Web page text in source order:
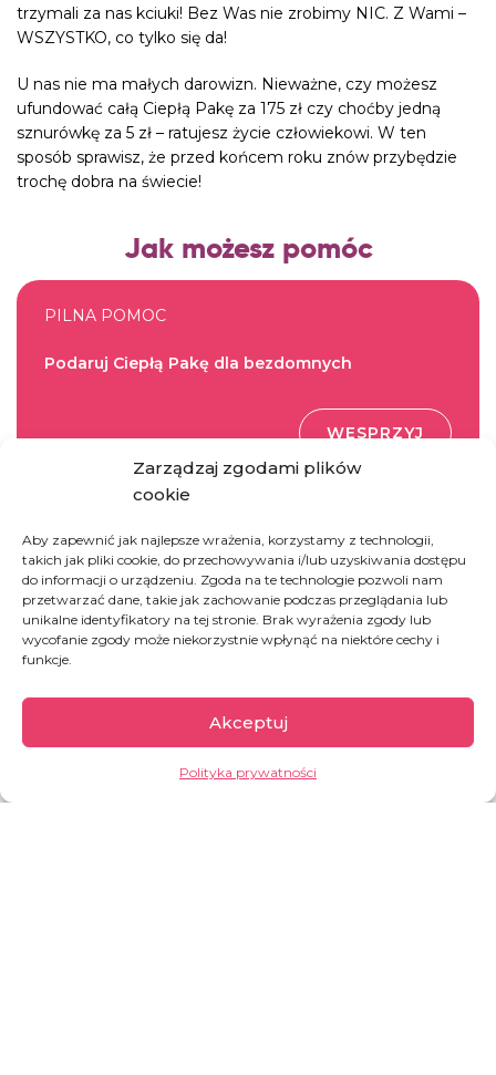
Zarządzaj zgodami plików
cookie
Aby zapewnić jak najlepsze wrażenia, korzystamy z technologii,
takich jak pliki cookie, do przechowywania i/lub uzyskiwania dostępu
do informacji o urządzeniu. Zgoda na te technologie pozwoli nam
przetwarzać dane, takie jak zachowanie podczas przeglądania lub
unikalne identyfikatory na tej stronie. Brak wyrażenia zgody lub
wycofanie zgody może niekorzystnie wpłynąć na niektóre cechy i
funkcje.
Akceptuj
Polityka prywatności
trzymali za nas kciuki! Bez Was nie zrobimy NIC. Z Wami –
WSZYSTKO, co tylko się da!
U nas nie ma małych darowizn. Nieważne, czy możesz
ufundować całą Ciepłą Pakę za 175 zł czy choćby jedną
sznurówkę za 5 zł – ratujesz życie człowiekowi. W ten
sposób sprawisz, że przed końcem roku znów przybędzie
trochę dobra na świecie!
Jak możesz pomóc
PILNA POMOC
Podaruj Ciepłą Pakę dla bezdomnych
WESPRZYJ
Ufunduj wigilijny talerz dobra
UFUNDUJ
Podaruj ciepły koc dla migranta z Ukrainy